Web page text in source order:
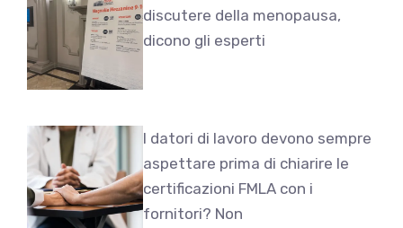
discutere della menopausa,
dicono gli esperti
I datori di lavoro devono sempre
aspettare prima di chiarire le
certificazioni FMLA con i
fornitori? Non